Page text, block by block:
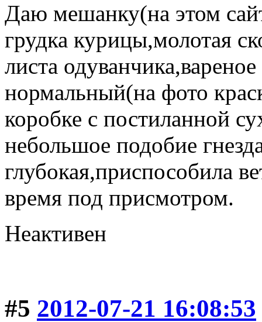
Даю мешанку(на этом
грудка курицы,молотая
листа
нормальный(на фото
коробке с постиланной
небольшое подобие
глубокая,приспособила
время под присмотром.
Неактивен
#5 2012-07-21 16:08:53